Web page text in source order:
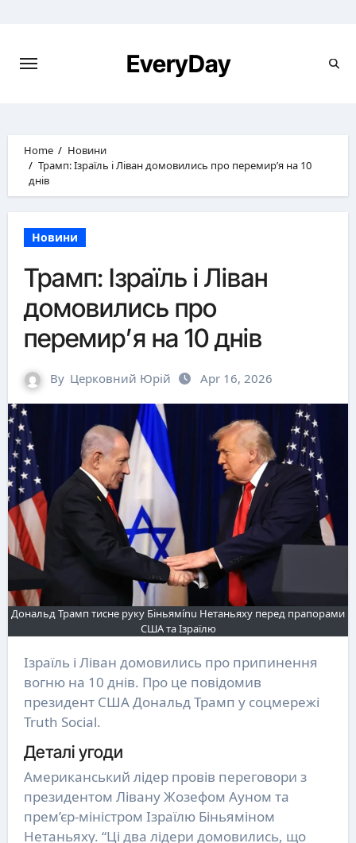
EveryDay
Home
Новини
Трамп: Ізраїль і Ліван домовились про перемир’я на 10
днів
Новини
Трамп: Ізраїль і Ліван
домовились про
перемир’я на 10 днів
By Церковний Юрій Apr 16, 2026
Дональд Трамп тисне руку Біньямínu Нетаньяху перед прапорами
США та Ізраїлю
Ізраїль і Ліван домовились про припинення
вогню на 10 днів. Про це повідомив
президент США Дональд Трамп у соцмережі
Truth Social.
Деталі угоди
Американський лідер провів переговори з
президентом Лівану Жозефом Ауном та
прем’єр-міністром Ізраїлю Біньяміном
Нетаньяху. “Ці два лідери домовились, що